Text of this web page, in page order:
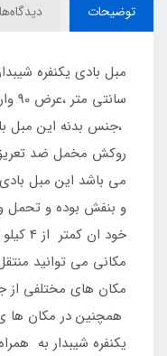
توضیحات دیدگاه‌ها
می باشد این مبل
خود
مکانی می توانید
مکان های مختلفی از
همچنین در مکان ها
یکنفره شیبدار به